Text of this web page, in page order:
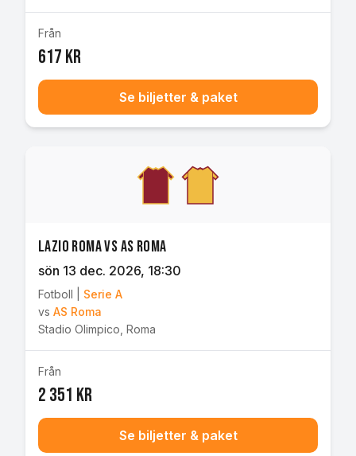
Från
617 kr
Se biljetter & paket
Lazio Roma vs AS Roma
sön 13 dec. 2026, 18:30
Fotboll
Serie A
vs AS Roma
Stadio Olimpico Roma
Från
2 351 kr
Se biljetter & paket